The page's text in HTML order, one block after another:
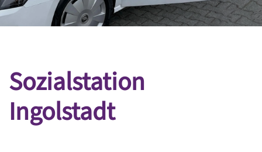
Sozialstation
Ingolstadt